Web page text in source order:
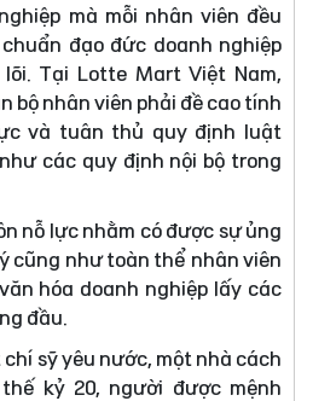
mà mỗi nhân viên đều
đạo đức doanh nghiệp
Tại Lotte Mart Việt Nam,
bộ nhân viên phải đề cao tính
và tuân thủ quy định luật
các quy định nội bộ trong
nỗ lực nhằm có được sự ủng
cũng như toàn thể nhân viên
hóa doanh nghiệp lấy các
đầu.
sỹ yêu nước, một nhà cách
kỷ 20, người được mệnh